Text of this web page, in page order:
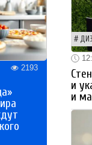
2193
и
и